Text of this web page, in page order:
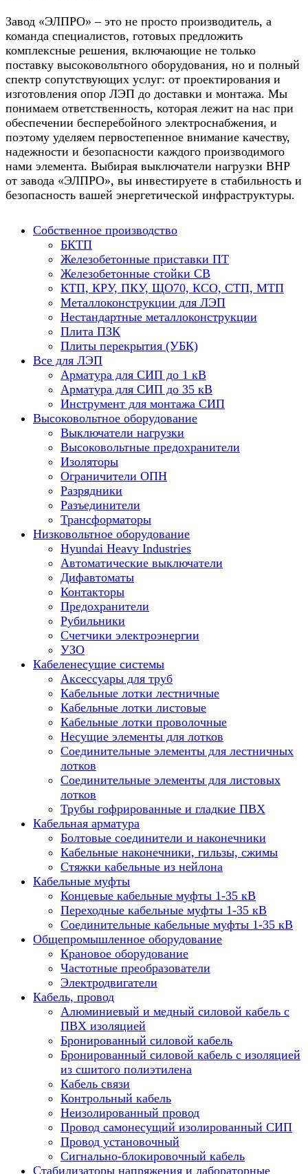
Завод «ЭЛПРО» – это не просто производитель, а
команда специалистов, готовых предложить
комплексные решения, включающие не только
поставку высоковольтного оборудования, но и полный
спектр сопутствующих услуг: от проектирования и
изготовления опор ЛЭП до доставки и монтажа. Мы
понимаем ответственность, которая лежит на нас при
обеспечении бесперебойного электроснабжения, и
поэтому уделяем первостепенное внимание качеству,
надежности и безопасности каждого производимого
нами элемента. Выбирая выключатели нагрузки ВНР
от завода «ЭЛПРО», вы инвестируете в стабильность и
безопасность вашей энергетической инфраструктуры.
Собственное производство
БКТП
Железобетонные приставки ПТ
Железобетонные стойки СВ
КТП, КРУ, ПКУ, ЩО70, КСО, СТП, МТП
Металлоконструкции для ЛЭП
Нестандартные металлоконструкции
Плита ПЗК
Плиты перекрытия (УБК)
Все для ЛЭП
Арматура для СИП до 1 кВ
Арматура для СИП до 35 кВ
Инструмент для монтажа СИП
Высоковольтное оборудование
Выключатели нагрузки
Высоковольтные предохранители
Изоляторы
Ограничители ОПН
Разрядники
Разъединители
Трансформаторы
Низковольтное оборудование
Hyundai Heavy Industries
Автоматические выключатели
Дифавтоматы
Контакторы
Предохранители
Рубильники
Счетчики электроэнергии
УЗО
Кабеленесущие системы
Аксессуары для труб
Кабельные лотки лестничные
Кабельные лотки листовые
Кабельные лотки проволочные
Несущие элементы для лотков
Соединительные элементы для лестничных
лотков
Соединительные элементы для листовых
лотков
Трубы гофрированные и гладкие ПВХ
Кабельная арматура
Болтовые соединители и наконечники
Кабельные наконечники, гильзы, сжимы
Стяжки кабельные из нейлона
Кабельные муфты
Концевые кабельные муфты 1-35 кВ
Переходные кабельные муфты 1-35 кВ
Соединительные кабельные муфты 1-35 кВ
Общепромышленное оборудование
Крановое оборудование
Частотные преобразователи
Электродвигатели
Кабель, провод
Алюминиевый и медный силовой кабель с
ПВХ изоляцией
Бронированный силовой кабель
Бронированный силовой кабель с изоляцией
из сшитого полиэтилена
Кабель связи
Контрольный кабель
Неизолированный провод
Провод самонесущий изолированный СИП
Провод установочный
Сигнально-блокировочный кабель
Стабилизаторы напряжения и лабораторные